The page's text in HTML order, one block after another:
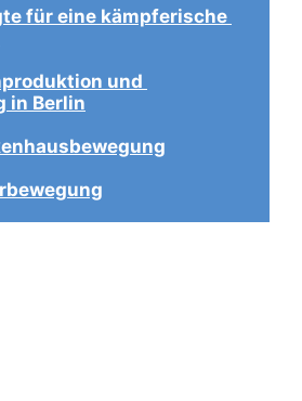
für eine kämpferische
und
in Berlin